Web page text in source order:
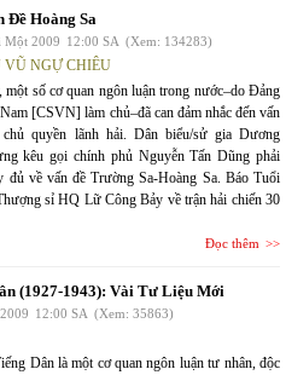
Đề Hoàng Sa
Một 2009 12:00 SA (Xem: 134283)
NGỰ CHIÊU
số cơ quan ngôn luận trong nước–do Đảng
[CSVN] làm chủ–đã can đảm nhắc đến vấn
chủ quyền lãnh hải. Dân biểu/sử gia Dương
kêu gọi chính phủ Nguyễn Tấn Dũng phải
đủ về vấn đề Trường Sa-Hoàng Sa. Báo Tuổi
sỉ HQ Lữ Công Bảy về trận hải chiến 30
Đọc thêm
(1927-1943): Vài Tư Liệu Mới
12:00 SA (Xem: 35863)
Dân là một cơ quan ngôn luận tư nhân, độc